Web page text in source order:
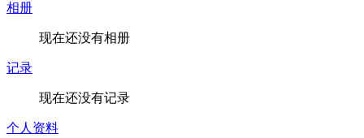
相册
现在还没有相册
记录
现在还没有记录
个人资料